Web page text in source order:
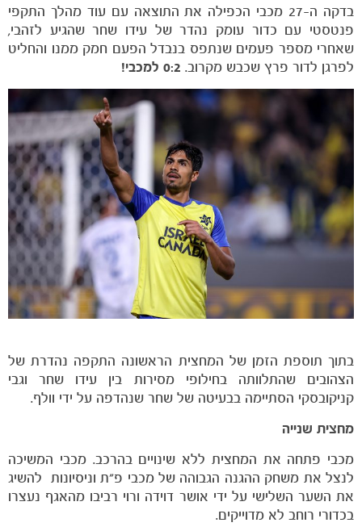
משחקים
ותוצאות
בדקה ה-27 מכבי הכפילה את התוצאה עם עוד מהלך התקפי
פנטסטי עם כדור עומק נהדר של עידו שחר שהגיע לזהבי,
שאחרי מספר פעמים שנתפס בנבדל הפעם חמק ממנו והחליט
לפרגן לדור פרץ שכבש מקרוב. 0:2 למכבי!
בתוך תוספת הזמן של המחצית הראשונה התקפה נהדרת של
הצהובים שהתלוותה בחילופי מסירות בין עידו שחר וגבי
קניקובסקי הסתיימה בבעיטה של שחר שנהדפה על ידי וולף.
מחצית שנייה
מכבי פתחה את המחצית ללא שינויים בהרכב. מכבי המשיכה
לנצל את משחק ההגנה הגבוהה של מכבי פ"ת וניסיונות להשיג
את השער השלישי על ידי אושר דוידה ורוי רביבו מהאגף נעצרו
בכדורי רוחב לא מדוייקים.